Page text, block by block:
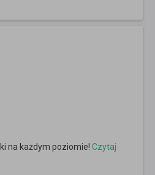
na każdym poziomie! Czytaj